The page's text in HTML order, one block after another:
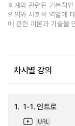
회계와 관련된 기본적
의의와 사회적 역할에
에 관한 이론과 기술을
차시별 강의
1. 1-1. 인트로
URL